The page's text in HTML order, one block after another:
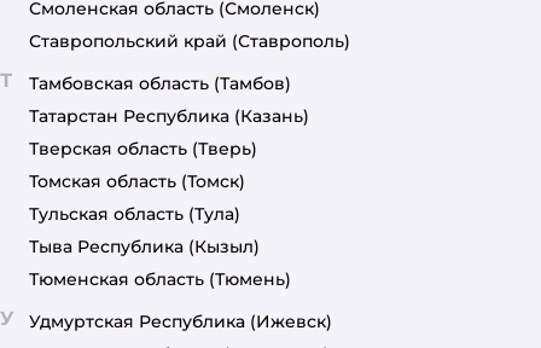
Смоленская область (Смоленск)
Ставропольский край (Ставрополь)
Т Тамбовская область (Тамбов)
Татарстан Республика (Казань)
Тверская область (Тверь)
Томская область (Томск)
Тульская область (Тула)
Тыва Республика (Кызыл)
Тюменская область (Тюмень)
У Удмуртская Республика (Ижевск)